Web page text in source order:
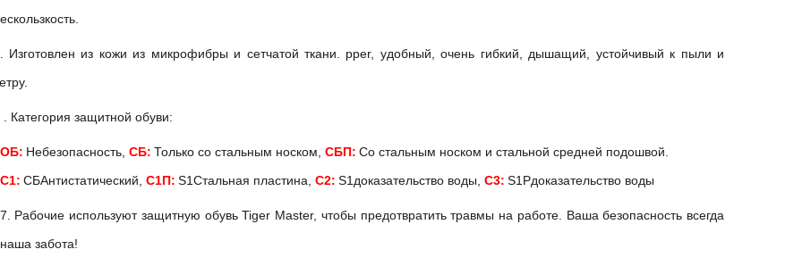
Изготовлен из кожи из микрофибры и сетчатой ткани.
pper, удобный, очень гибкий, дышащий, устойчивый к пыли и
. Категория защитной обуви:
ОБ: Небезопасность, СБ: Только со стальным носком, СБП: Со стальным носком и стальной средней подошвой.
С1: СБАнтистатический, С1П: S1Стальная пластина, С2: S1доказательство воды, С3: S1Pдоказательство воды
7. Рабочие используют защитную обувь Tiger Master, чтобы предотвратить травмы на работе. Ваша безопасность всегда
наша забота!